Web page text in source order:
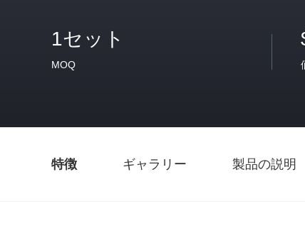
1セット
MOQ
特徴 ギャラリー 製品の説明